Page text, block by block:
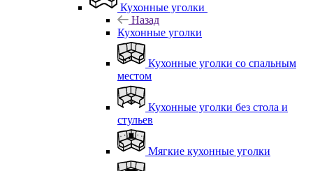
Кухонные уголки
Назад
Кухонные уголки
Кухонные уголки со спальным
местом
Кухонные уголки без стола и
стульев
Мягкие кухонные уголки